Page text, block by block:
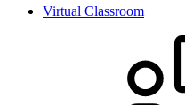
Virtual Classroom